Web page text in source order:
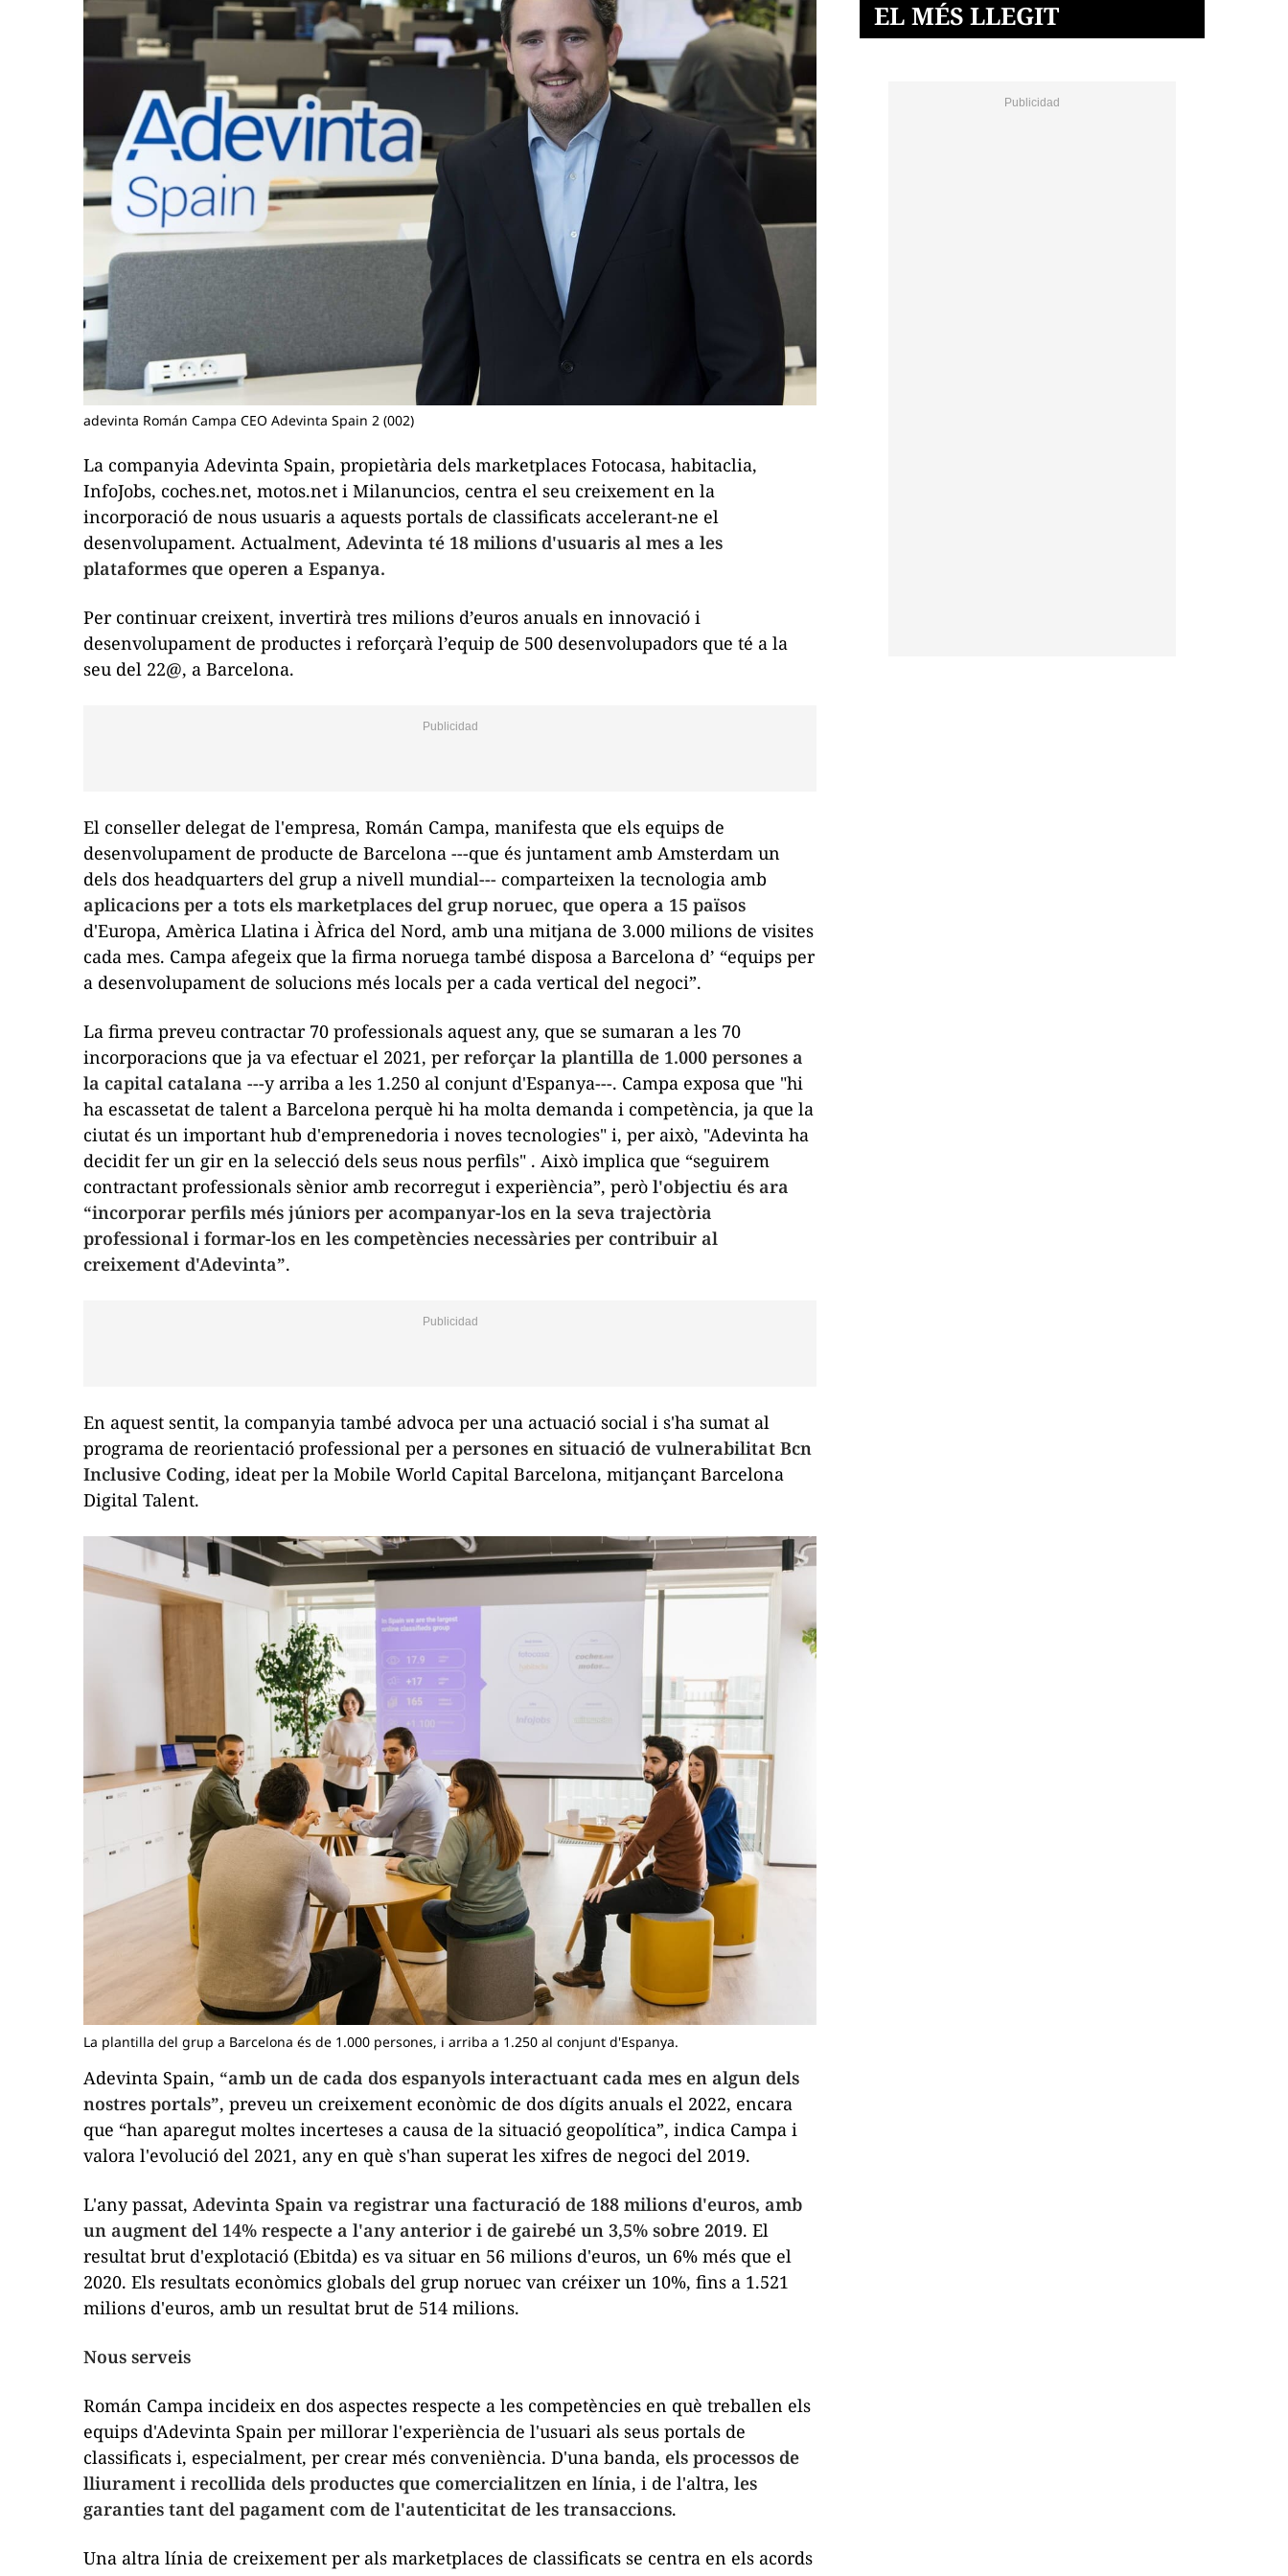
adevinta Román Campa CEO Adevinta Spain 2 (002)
La companyia Adevinta Spain, propietària dels marketplaces Fotocasa, habitaclia,
InfoJobs, coches.net, motos.net i Milanuncios, centra el seu creixement en la
incorporació de nous usuaris a aquests portals de classificats accelerant-ne el
desenvolupament. Actualment, Adevinta té 18 milions d'usuaris al mes a les
plataformes que operen a Espanya.
Per continuar creixent, invertirà tres milions d’euros anuals en innovació i
desenvolupament de productes i reforçarà l’equip de 500 desenvolupadors que té a la
seu del 22@, a Barcelona.
El conseller delegat de l'empresa, Román Campa, manifesta que els equips de
desenvolupament de producte de Barcelona ---que és juntament amb Amsterdam un
dels dos headquarters del grup a nivell mundial--- comparteixen la tecnologia amb
aplicacions per a tots els marketplaces del grup noruec, que opera a 15 països
d'Europa, Amèrica Llatina i Àfrica del Nord, amb una mitjana de 3.000 milions de visites
cada mes. Campa afegeix que la firma noruega també disposa a Barcelona d’ “equips per
a desenvolupament de solucions més locals per a cada vertical del negoci”.
La firma preveu contractar 70 professionals aquest any, que se sumaran a les 70
incorporacions que ja va efectuar el 2021, perreforçar la plantilla de 1.000 persones a
la capital catalana ---y arriba a les 1.250 al conjunt d'Espanya---. Campa exposa que "hi
ha escassetat de talent a Barcelona perquè hi ha molta demanda i competència, ja que la
ciutat és un important hub d'emprenedoria i noves tecnologies" i, per això, "Adevinta ha
decidit fer un gir en la selecció dels seus nous perfils" . Això implica que “seguirem
contractant professionals sènior amb recorregut i experiència”, però l'objectiu és ara
“incorporar perfils més júniors per acompanyar-los en la seva trajectòria
professional i formar-los en les competències necessàries per contribuir al
creixement d'Adevinta”.
En aquest sentit, la companyia també advoca per una actuació social i s'ha sumat al
programa de reorientació professional per a persones en situació de vulnerabilitat Bcn
Inclusive Coding, ideat per la Mobile World Capital Barcelona, ​​mitjançant Barcelona
Digital Talent.
La plantilla del grup a Barcelona és de 1.000 persones, i arriba a 1.250 al conjunt d'Espanya.
Adevinta Spain, “amb un de cada dos espanyols interactuant cada mes en algun dels
nostres portals”, preveu un creixement econòmic de dos dígits anuals el 2022, encara
que “han aparegut moltes incerteses a causa de la situació geopolítica”, indica Campa i
valora l'evolució del 2021, any en què s'han superat les xifres de negoci del 2019.
L'any passat, Adevinta Spain va registrar una facturació de 188 milions d'euros, amb
un augment del 14% respecte a l'any anterior i de gairebé un 3,5% sobre 2019. El
resultat brut d'explotació (Ebitda) es va situar en 56 milions d'euros, un 6% més que el
2020. Els resultats econòmics globals del grup noruec van créixer un 10%, fins a 1.521
milions d'euros, amb un resultat brut de 514 milions.
Nous serveis
Román Campa incideix en dos aspectes respecte a les competències en què treballen els
equips d'Adevinta Spain per millorar l'experiència de l'usuari als seus portals de
classificats i, especialment, per crear més conveniència. D'una banda, els processos de
lliurament i recollida dels productes que comercialitzen en línia, i de l'altra, les
garanties tant del pagament com de l'autenticitat de les transaccions.
Una altra línia de creixement per als marketplaces de classificats se centra en els acords
EL MÉS LLEGIT